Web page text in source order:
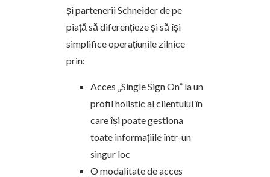
și partenerii Schneider de pe
piață să diferențieze și să își
simplifice operațiunile zilnice
prin:
Acces „Single Sign On” la un
profil holistic al clientului în
care își poate gestiona
toate informațiile într-un
singur loc
O modalitate de acces